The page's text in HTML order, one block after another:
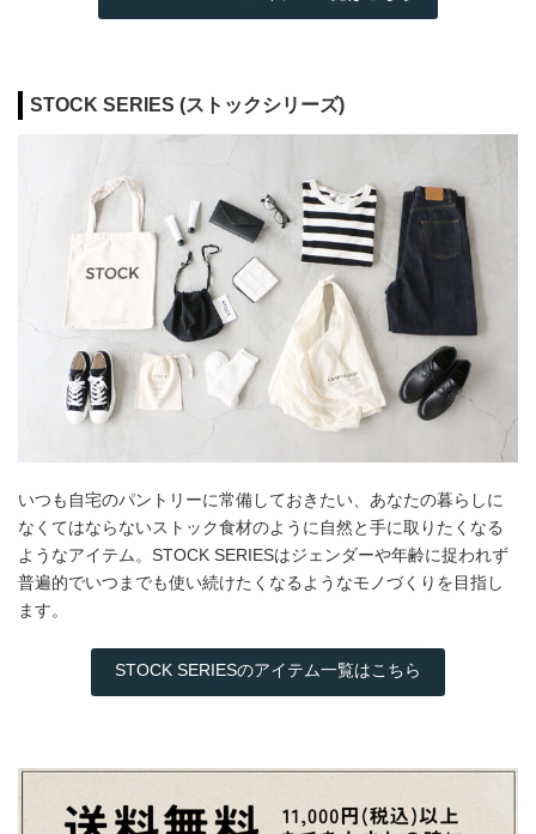
STOCK SERIES (ストックシリーズ)
いつも自宅のパントリーに常備しておきたい、あなたの暮らしに
なくてはならないストック食材のように自然と手に取りたくなる
ようなアイテム。STOCK SERIESはジェンダーや年齢に捉われず
普遍的でいつまでも使い続けたくなるようなモノづくりを目指し
ます。
STOCK SERIESのアイテム一覧はこちら